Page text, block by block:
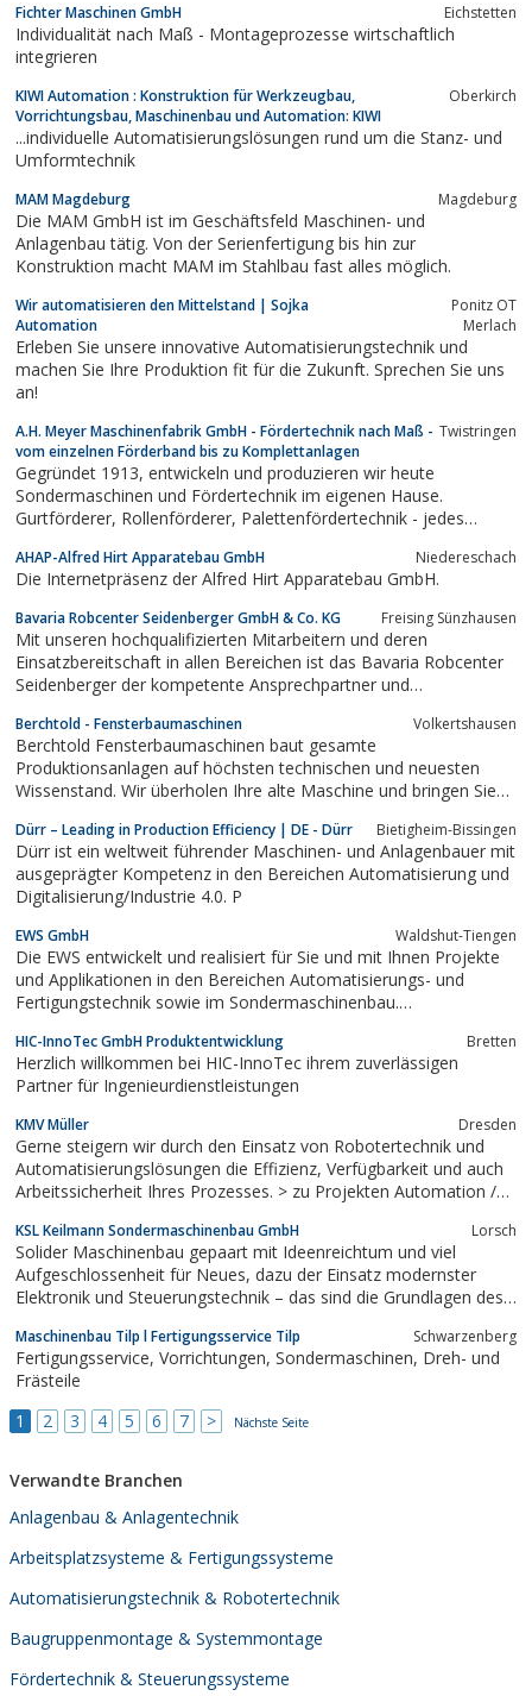
Fichter Maschinen GmbH Eichstetten
Individualität nach Maß - Montageprozesse wirtschaftlich
integrieren
KIWI Automation : Konstruktion für Werkzeugbau,
Vorrichtungsbau, Maschinenbau und Automation: KIWI
Oberkirch
...individuelle Automatisierungslösungen rund um die Stanz- und
Umformtechnik
MAM Magdeburg Magdeburg
Die MAM GmbH ist im Geschäftsfeld Maschinen- und
Anlagenbau tätig. Von der Serienfertigung bis hin zur
Konstruktion macht MAM im Stahlbau fast alles möglich.
Wir automatisieren den Mittelstand | Sojka
Automation
Ponitz OT
Merlach
Erleben Sie unsere innovative Automatisierungstechnik und
machen Sie Ihre Produktion fit für die Zukunft. Sprechen Sie uns
an!
A.H. Meyer Maschinenfabrik GmbH - Fördertechnik nach Maß -
vom einzelnen Förderband bis zu Komplettanlagen
Twistringen
Gegründet 1913, entwickeln und produzieren wir heute
Sondermaschinen und Fördertechnik im eigenen Hause.
Gurtförderer, Rollenförderer, Palettenfördertechnik - jedes
Anforderungen und unserem Qualitätsanspruch. Erprobt und
kostengünstig aus unserem Baukastensystem...
AHAP-Alfred Hirt Apparatebau GmbH Niedereschach
Die Internetpräsenz der Alfred Hirt Apparatebau GmbH.
Bavaria Robcenter Seidenberger GmbH & Co. KG Freising Sünzhausen
Mit unseren hochqualifizierten Mitarbeitern und deren
Einsatzbereitschaft in allen Bereichen ist das Bavaria Robcenter
Seidenberger der kompetente Ansprechpartner und
Automatisierungssysteme in der Kunststoffindustrie.Unsere
Roboter-Produktpalette erstreckt sich über Linearroboter...
Berchtold - Fensterbaumaschinen Volkertshausen
Berchtold Fensterbaumaschinen baut gesamte
Produktionsanlagen auf höchsten technischen und neuesten
Wissenstand. Wir überholen Ihre alte Maschine und bringen Sie
Kunststofffertigung wir sind der richtige Ansprechpartner für Sie.
Dürr – Leading in Production Efficiency | DE - Dürr Bietigheim-Bissingen
Dürr ist ein weltweit führender Maschinen- und Anlagenbauer mit
ausgeprägter Kompetenz in den Bereichen Automatisierung und
Digitalisierung/Industrie 4.0. P
EWS GmbH Waldshut-Tiengen
Die EWS entwickelt und realisiert für Sie und mit Ihnen Projekte
und Applikationen in den Bereichen Automatisierungs- und
Fertigungstechnik sowie im Sondermaschinenbau.
die Herstellung von Sonderbauteilen in kleineren Stückzahlen
ergänzen unser Leistungsspektrum.Von...
HIC-InnoTec GmbH Produktentwicklung Bretten
Herzlich willkommen bei HIC-InnoTec ihrem zuverlässigen
Partner für Ingenieurdienstleistungen
KMV Müller Dresden
Gerne steigern wir durch den Einsatz von Robotertechnik und
Automatisierungslösungen die Effizienz, Verfügbarkeit und auch
Arbeitssicherheit Ihres Prozesses. > zu Projekten Automation /
Verpackungstechnik bieten wir Ihnen gern auf Ihr Produkt und
Ihre Anforderungen...
KSL Keilmann Sondermaschinenbau GmbH Lorsch
Solider Maschinenbau gepaart mit Ideenreichtum und viel
Aufgeschlossenheit für Neues, dazu der Einsatz modernster
Elektronik und Steuerungstechnik – das sind die Grundlagen des
Wir sind Hersteller innovativer Nähsysteme und
Automatisierungstechniken zur Verarbeitung...
Maschinenbau Tilp l Fertigungsservice Tilp Schwarzenberg
Fertigungsservice, Vorrichtungen, Sondermaschinen, Dreh- und
Frästeile
1
2 3 4 5 6 7 > Nächste Seite
Verwandte Branchen
Anlagenbau & Anlagentechnik
Arbeitsplatzsysteme & Fertigungssysteme
Automatisierungstechnik & Robotertechnik
Baugruppenmontage & Systemmontage
Fördertechnik & Steuerungssysteme